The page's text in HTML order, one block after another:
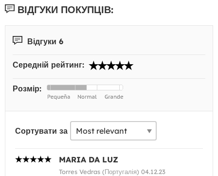
ВІДГУКИ ПОКУПЦІВ:
Відгуки 6
Середній рейтинг:
Розмір:
Сортувати за
MARIA DA LUZ
Torres Vedras (Португалія) 04.12.23